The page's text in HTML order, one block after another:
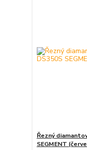
Řezný
SEGMENT